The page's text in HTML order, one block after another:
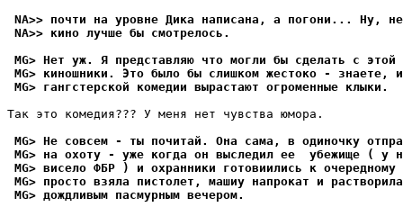
NA>> почти на уровне Дика написана, а погони... Ну,
NA>> кино лучше бы смотрелось.
MG> Нет уж. Я пpедставляю что могли бы сделать с этой
MG> киношники. Это было бы слишком жестоко - знаете,
MG> гангстерской комедии вырастают огроменные клыки.
Так это комедия??? У меня нет чувства юмора.
MG> Hе совсем - ты почитай. Она сама, в одиночку
MG> на охоту - уже когда он выследил ее  убежище ( у
MG> висело ФБР ) и охранники готовиились к
MG> просто взяла пистолет, машиу напрокат и
MG> дождливым пасмурным вечеpом.